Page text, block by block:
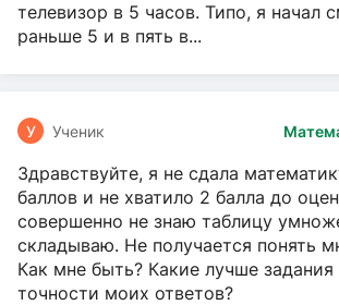
телевизор в 5 часов. Типо, я начал
раньше 5 и в пять в...
У Ученик
Здравствуйте, я не сдала
баллов и не хватило 2 балла до
совершенно не знаю таблицу
складываю. Не получается понять
Как мне быть? Какие лучше задания
точности моих ответов?